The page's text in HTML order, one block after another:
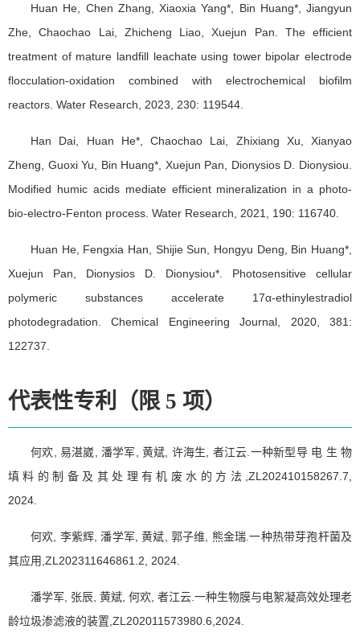
Huan He, Chen Zhang, Xiaoxia Yang*, Bin Huang*, Jiangyun
Zhe, Chaochao Lai, Zhicheng Liao, Xuejun Pan. The efficient
treatment of mature landfill leachate using tower bipolar electrode
flocculation-oxidation combined with electrochemical biofilm
reactors. Water Research, 2023, 230: 119544.
Han Dai, Huan He*, Chaochao Lai, Zhixiang Xu, Xianyao
Zheng, Guoxi Yu, Bin Huang*, Xuejun Pan, Dionysios D. Dionysiou.
Modified humic acids mediate efficient mineralization in a photo-
bio-electro-Fenton process. Water Research, 2021, 190: 116740.
Huan He, Fengxia Han, Shijie Sun, Hongyu Deng, Bin Huang*,
Xuejun Pan, Dionysios D. Dionysiou*. Photosensitive cellular
polymeric substances accelerate 17α-ethinylestradiol
photodegradation. Chemical Engineering Journal, 2020, 381:
122737.
代表性专利（限 5 项）
何欢, 易湛崴, 潘学军, 黄斌, 许海生, 者江云.一种新型导 电 生 物
填 料 的 制 备 及 其 处 理 有 机 废 水 的 方 法 ,ZL202410158267.7,
2024.
何欢, 李紫辉, 潘学军, 黄斌, 郭子维, 熊金瑞.一种热带芽孢杆菌及
其应用,ZL202311646861.2, 2024.
潘学军, 张辰, 黄斌, 何欢, 者江云.一种生物膜与电絮凝高效处理老
龄垃圾渗滤液的装置,ZL202011573980.6,2024.